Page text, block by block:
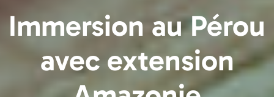
Immersion au Pérou
avec extension